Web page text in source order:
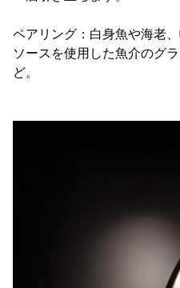
ペアリング：白身魚や海老
ソースを使用した魚介のグ
ど。